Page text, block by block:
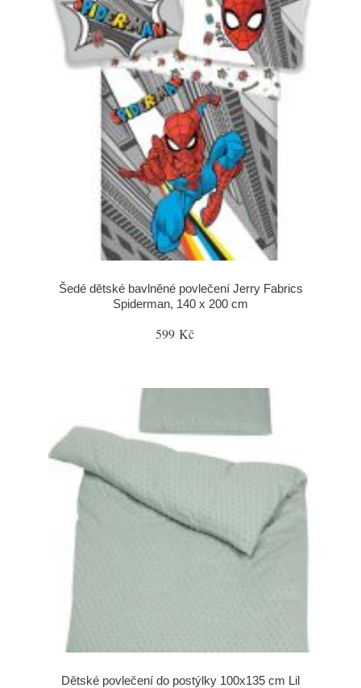
Šedé dětské bavlněné povlečení Jerry Fabrics
Spiderman, 140 x 200 cm
599 Kč
Dětské povlečení do postýlky 100x135 cm Lil